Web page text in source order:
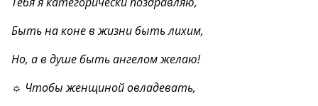
Быть на коне в жизни быть лихим,
Но, а в душе быть ангелом желаю!
☼ Чтобы женщиной овладевать,